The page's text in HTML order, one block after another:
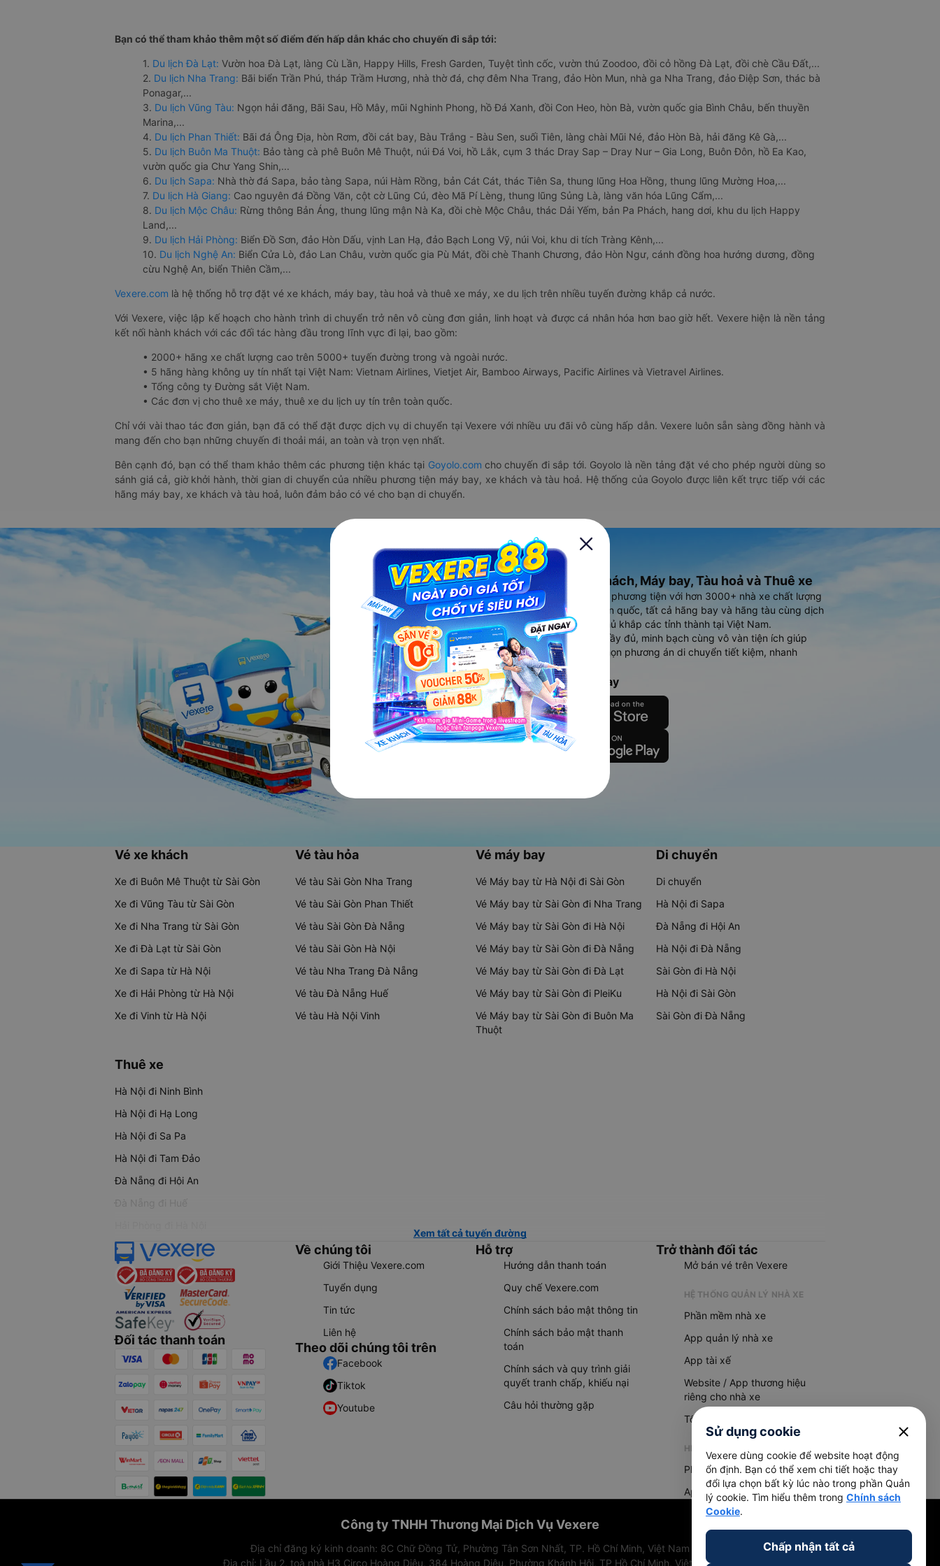
Bạn có thể tham khảo thêm một số điểm đến hấp dẫn khác cho chuyến đi sắp tới:
1. Du lịch Đà Lạt: Vườn hoa Đà Lạt, làng Cù Lần, Happy Hills, Fresh Garden, Tuyệt tình cốc, vườn thú Zoodoo, đồi cỏ hồng Đà Lạt, đồi chè Cầu Đất,...
2. Du lịch Nha Trang: Bãi biển Trần Phú, tháp Trầm Hương, nhà thờ đá, chợ đêm Nha Trang, đảo Hòn Mun, nhà ga Nha Trang, đảo Điệp Sơn, thác bà
Ponagar,...
3. Du lịch Vũng Tàu: Ngọn hải đăng, Bãi Sau, Hồ Mây, mũi Nghinh Phong, hồ Đá Xanh, đồi Con Heo, hòn Bà, vườn quốc gia Bình Châu, bến thuyền
Marina,...
4. Du lịch Phan Thiết: Bãi đá Ông Địa, hòn Rơm, đồi cát bay, Bàu Trắng - Bàu Sen, suối Tiên, làng chài Mũi Né, đảo Hòn Bà, hải đăng Kê Gà,...
5. Du lịch Buôn Ma Thuột: Bảo tàng cà phê Buôn Mê Thuột, núi Đá Voi, hồ Lắk, cụm 3 thác Dray Sap – Dray Nur – Gia Long, Buôn Đôn, hồ Ea Kao,
vườn quốc gia Chư Yang Shin,...
6. Du lịch Sapa: Nhà thờ đá Sapa, bảo tàng Sapa, núi Hàm Rồng, bản Cát Cát, thác Tiên Sa, thung lũng Hoa Hồng, thung lũng Mường Hoa,...
7. Du lịch Hà Giang: Cao nguyên đá Đồng Văn, cột cờ Lũng Cú, đèo Mã Pí Lèng, thung lũng Sủng Là, làng văn hóa Lũng Cẩm,...
8. Du lịch Mộc Châu: Rừng thông Bản Áng, thung lũng mận Nà Ka, đồi chè Mộc Châu, thác Dải Yếm, bản Pa Phách, hang dơi, khu du lịch Happy
Land,...
9. Du lịch Hải Phòng: Biển Đồ Sơn, đảo Hòn Dấu, vịnh Lan Hạ, đảo Bạch Long Vỹ, núi Voi, khu di tích Tràng Kênh,...
10. Du lịch Nghệ An: Biển Cửa Lò, đảo Lan Châu, vườn quốc gia Pù Mát, đồi chè Thanh Chương, đảo Hòn Ngư, cánh đồng hoa hướng dương, đồng
cừu Nghệ An, biển Thiên Cầm,...
Vexere.com là hệ thống hỗ trợ đặt vé xe khách, máy bay, tàu hoả và thuê xe máy, xe du lịch trên nhiều tuyến đường khắp cả nước.
Với Vexere, việc lập kế hoạch cho hành trình di chuyển trở nên vô cùng đơn giản, linh hoạt và được cá nhân hóa hơn bao giờ hết. Vexere hiện là nền tảng
kết nối hành khách với các đối tác hàng đầu trong lĩnh vực đi lại, bao gồm:
• 2000+ hãng xe chất lượng cao trên 5000+ tuyến đường trong và ngoài nước.
• 5 hãng hàng không uy tín nhất tại Việt Nam: Vietnam Airlines, Vietjet Air, Bamboo Airways, Pacific Airlines và Vietravel Airlines.
• Tổng công ty Đường sắt Việt Nam.
• Các đơn vị cho thuê xe máy, thuê xe du lịch uy tín trên toàn quốc.
Chỉ với vài thao tác đơn giản, bạn đã có thể đặt được dịch vụ di chuyển tại Vexere với nhiều ưu đãi vô cùng hấp dẫn. Vexere luôn sẵn sàng đồng hành và
mang đến cho bạn những chuyến đi thoải mái, an toàn và trọn vẹn nhất.
Bên cạnh đó, bạn có thể tham khảo thêm các phương tiện khác tại Goyolo.com cho chuyến đi sắp tới. Goyolo là nền tảng đặt vé cho phép người dùng so
sánh giá cả, giờ khởi hành, thời gian di chuyển của nhiều phương tiện máy bay, xe khách và tàu hoả. Hệ thống của Goyolo được liên kết trực tiếp với các
hãng máy bay, xe khách và tàu hoả, luôn đảm bảo có vé cho bạn di chuyển.
Ứng dụng đặt vé Xe khách, Máy bay, Tàu hoả và Thuê xe
Vexere - ứng dụng đặt vé đa phương tiện với hơn 3000+ nhà xe chất lượng
cao, 5000+ tuyến đường toàn quốc, tất cả hãng bay và hãng tàu cùng dịch
vụ thuê xe máy, xe du lịch phủ khắp các tỉnh thành tại Việt Nam.
Ứng dụng hiển thị thông tin đầy đủ, minh bạch cùng vô vàn tiện ích giúp
người dùng so sánh và lựa chọn phương án di chuyển tiết kiệm, nhanh
chóng và phù hợp nhất.
Tải ứng dụng Vexere ngay
Vé xe khách
Xe đi Buôn Mê Thuột từ Sài Gòn
Xe đi Vũng Tàu từ Sài Gòn
Xe đi Nha Trang từ Sài Gòn
Xe đi Đà Lạt từ Sài Gòn
Xe đi Sapa từ Hà Nội
Xe đi Hải Phòng từ Hà Nội
Xe đi Vinh từ Hà Nội
Vé tàu hỏa
Vé tàu Sài Gòn Nha Trang
Vé tàu Sài Gòn Phan Thiết
Vé tàu Sài Gòn Đà Nẵng
Vé tàu Sài Gòn Hà Nội
Vé tàu Nha Trang Đà Nẵng
Vé tàu Đà Nẵng Huế
Vé tàu Hà Nội Vinh
Vé máy bay
Vé Máy bay từ Hà Nội đi Sài Gòn
Vé Máy bay từ Sài Gòn đi Nha Trang
Vé Máy bay từ Sài Gòn đi Hà Nội
Vé Máy bay từ Sài Gòn đi Đà Nẵng
Vé Máy bay từ Sài Gòn đi Đà Lạt
Vé Máy bay từ Sài Gòn đi PleiKu
Vé Máy bay từ Sài Gòn đi Buôn Ma
Thuột
Di chuyển
Di chuyển
Hà Nội đi Sapa
Đà Nẵng đi Hội An
Hà Nội đi Đà Nẵng
Sài Gòn đi Hà Nội
Hà Nội đi Sài Gòn
Sài Gòn đi Đà Nẵng
Thuê xe
Hà Nội đi Ninh Bình
Hà Nội đi Hạ Long
Hà Nội đi Sa Pa
Hà Nội đi Tam Đảo
Đà Nẵng đi Hội An
Đà Nẵng đi Huế
Xem tất cả tuyến đường
Đối tác thanh toán
Về chúng tôi
Giới Thiệu Vexere.com
Tuyển dụng
Tin tức
Liên hệ
Theo dõi chúng tôi trên
Facebook
Tiktok
Youtube
Hỗ trợ
Hướng dẫn thanh toán
Quy chế Vexere.com
Chính sách bảo mật thông tin
Chính sách bảo mật thanh
toán
Chính sách và quy trình giải
quyết tranh chấp, khiếu nại
Câu hỏi thường gặp
Trở thành đối tác
Mở bán vé trên Vexere
HỆ THỐNG QUẢN LÝ NHÀ XE
Phần mềm nhà xe
App quản lý nhà xe
App tài xế
Website / App thương hiệu
riêng cho nhà xe
Tổng đài AI
HỆ THỐNG QUẢN LÝ HÀNG HOÁ
Phần mềm quản lý hàng hoá
App quản lý hàng hoá
Công ty TNHH Thương Mại Dịch Vụ Vexere
Địa chỉ đăng ký kinh doanh: 8C Chữ Đồng Tử, Phường Tân Sơn Nhất, TP. Hồ Chí Minh, Việt Nam
Địa chỉ: Lầu 2, toà nhà H3 Circo Hoàng Diệu, 384 Hoàng Diệu, Phường Khánh Hội, TP Hồ Chí Minh, Việt Nam
Sử dụng cookie close
Vexere dùng cookie để website hoạt động
ổn định. Bạn có thể xem chi tiết hoặc thay
đổi lựa chọn bất kỳ lúc nào trong phần Quản
lý cookie. Tìm hiểu thêm trong Chính sách
Cookie.
Chấp nhận tất cả